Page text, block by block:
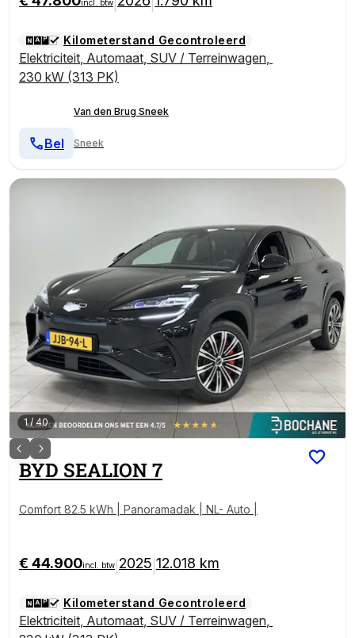
incl. btw
Kilometerstand Gecontroleerd
Elektriciteit, Automaat, SUV / Terreinwagen,
230 kW (313 PK)
Van den Brug Sneek
Sneek
Bel
1/ 40
BYD SEALION 7
Comfort 82.5 kWh | Panoramadak | NL- Auto |
€ 44.900incl. btw 2025 12.018 km
Kilometerstand Gecontroleerd
Elektriciteit, Automaat, SUV / Terreinwagen,